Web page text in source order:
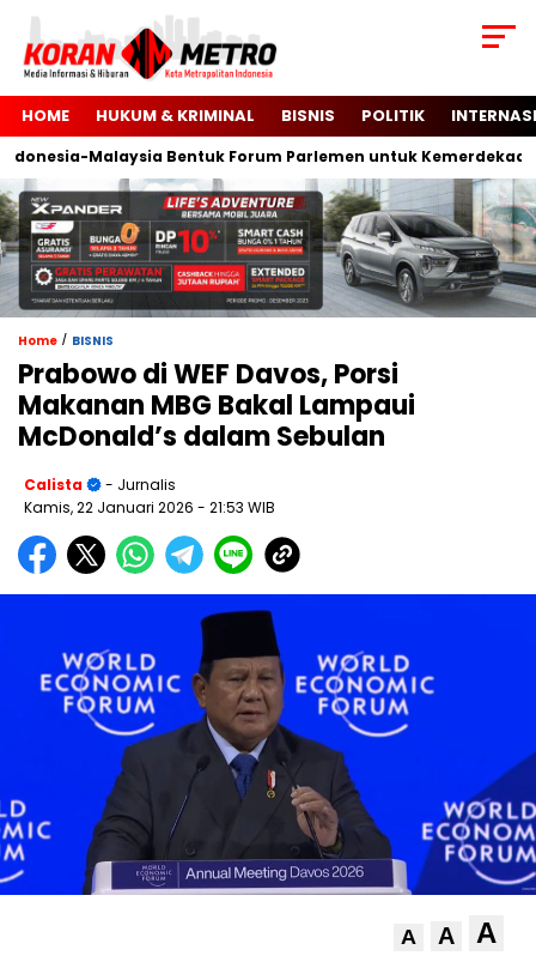
HOME HUKUM & KRIMINAL BISNIS POLITIK
Malaysia Bentuk Forum Parlemen untuk Kemerdekaan
Home / BISNIS
Prabowo di WEF Davos, Porsi
Makanan MBG Bakal Lampaui
McDonald’s dalam Sebulan
Calista
- Jurnalis
Kamis, 22 Januari 2026 - 21:53 WIB
A A A